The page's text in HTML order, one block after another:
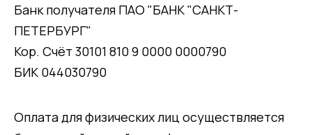
Банк получателя ПАО "БАНК "САНКТ-
ПЕТЕРБУРГ"
Кор. Счёт 30101 810 9 0000 0000790
БИК 044030790
Оплата для физических лиц осуществляется